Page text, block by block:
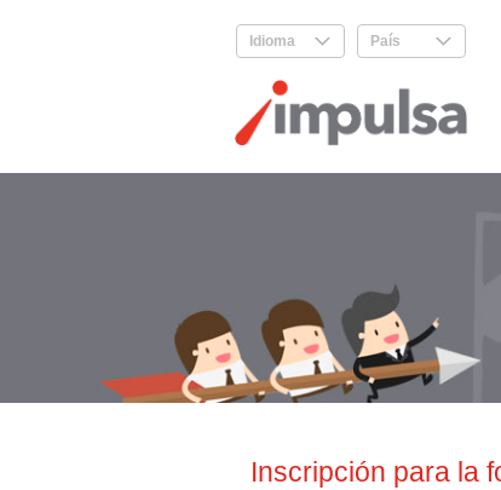
Idioma . País .
Inscripción para la